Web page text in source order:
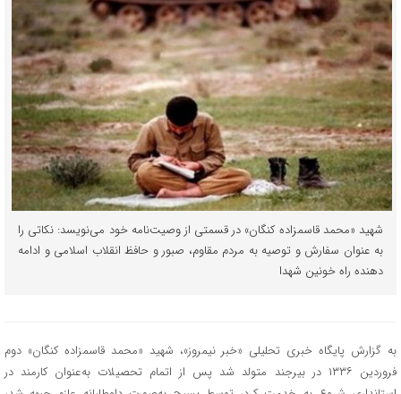
شهید «محمد قاسم‎زاده کنگان» در قسمتی از وصیت‌نامه خود می‌نویسد: نکاتی‌ را
به عنوان سفارش و توصیه به مردم مقاوم، صبور و حافظ انقلاب اسلامی‌ و ادامه
دهنده راه خونین شهدا
به گزارش پایگاه خبری تحلیلی «خبر نیمروز»، شهید «محمد قاسم‎زاده کنگان» دوم
فروردین ۱۳۳۶ در بیرجند متولد شد پس از اتمام تحصیلات به‌عنوان کارمند در